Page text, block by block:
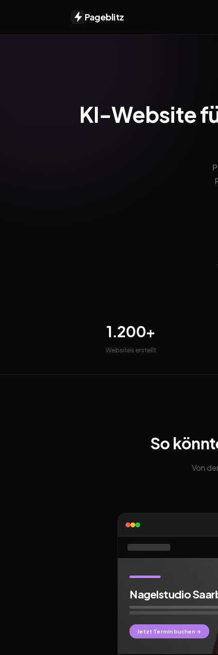
Pageblitz
KI-Website
1.200+
Websites erstellt
So
Von
Nagelstudio
Jetzt Termin buchen →